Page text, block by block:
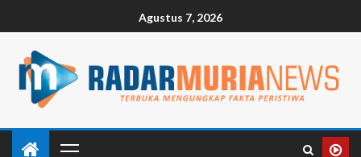
Agustus 7, 2026